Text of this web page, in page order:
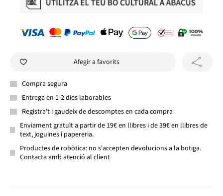
Afegir a favorits
Compra segura
Entrega en 1-2 dies laborables
Registra't i gaudeix de descomptes en cada compra
Enviament gratuït a partir de 19€ en llibres i de 39€ en llibres de
text, joguines i papereria.
Productes de robòtica: no s'accepten devolucions a la botiga.
Contacta amb atenció al client